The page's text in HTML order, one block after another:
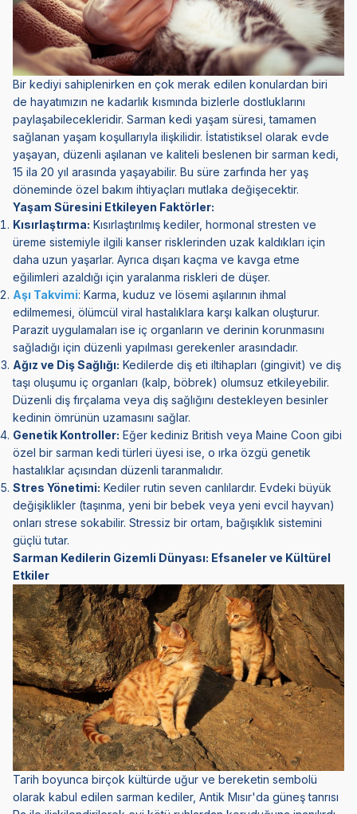
Bir kediyi sahiplenirken en çok merak edilen konulardan biri
de hayatımızın ne kadarlık kısmında bizlerle dostluklarını
paylaşabilecekleridir. Sarman kedi yaşam süresi, tamamen
sağlanan yaşam koşullarıyla ilişkilidir. İstatistiksel olarak evde
yaşayan, düzenli aşılanan ve kaliteli beslenen bir sarman kedi,
15 ila 20 yıl arasında yaşayabilir. Bu süre zarfında her yaş
döneminde özel bakım ihtiyaçları mutlaka değişecektir.
Yaşam Süresini Etkileyen Faktörler:
Kısırlaştırma: Kısırlaştırılmış kediler, hormonal stresten ve
üreme sistemiyle ilgili kanser risklerinden uzak kaldıkları için
daha uzun yaşarlar. Ayrıca dışarı kaçma ve kavga etme
eğilimleri azaldığı için yaralanma riskleri de düşer.
Aşı Takvimi: Karma, kuduz ve lösemi aşılarının ihmal
edilmemesi, ölümcül viral hastalıklara karşı kalkan oluşturur.
Parazit uygulamaları ise iç organların ve derinin korunmasını
sağladığı için düzenli yapılması gerekenler arasındadır.
Ağız ve Diş Sağlığı: Kedilerde diş eti iltihapları (gingivit) ve diş
taşı oluşumu iç organları (kalp, böbrek) olumsuz etkileyebilir.
Düzenli diş fırçalama veya diş sağlığını destekleyen besinler
kedinin ömrünün uzamasını sağlar.
Genetik Kontroller: Eğer kediniz British veya Maine Coon gibi
özel bir sarman kedi türleri üyesi ise, o ırka özgü genetik
hastalıklar açısından düzenli taranmalıdır.
Stres Yönetimi: Kediler rutin seven canlılardır. Evdeki büyük
değişiklikler (taşınma, yeni bir bebek veya yeni evcil hayvan)
onları strese sokabilir. Stressiz bir ortam, bağışıklık sistemini
güçlü tutar.
Sarman Kedilerin Gizemli Dünyası: Efsaneler ve Kültürel
Etkiler
Tarih boyunca birçok kültürde uğur ve bereketin sembolü
olarak kabul edilen sarman kediler, Antik Mısır'da güneş tanrısı